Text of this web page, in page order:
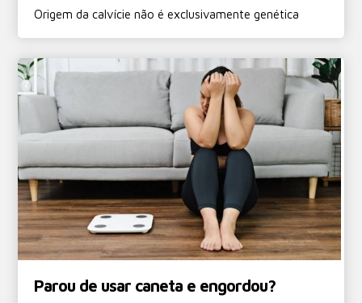
Origem da calvície não é exclusivamente genética
Parou de usar caneta e engordou?